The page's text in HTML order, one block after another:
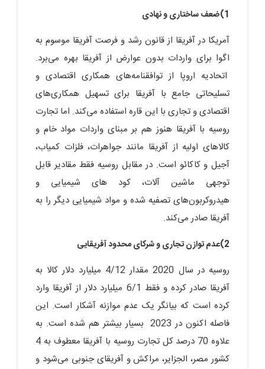
1)ضعف ساختاری و نهادی
آمریکا در آفریقا از قانون رشد و فرصت آفریقا موسوم به
اگوا برای واردات بدون عوارض از آفریقا بهره می‌برد.
اتحادیه اروپا از توافقنامه‌های همکاری اقتصادی و
تسلیحاتی جامع با آفریقا برای تسهیل همکاری‌های
اقتصادی و تجاری با این قاره استفاده می‌کند. اما تجارت
روسیه با آفریقا هنوز هم بر مبنای واردات مواد خام و
کالاهای اولیه از آفریقا مانند جواهرات، فلزات کمیاب،
آجیل و کاکائو است. در مقابل روسیه فقط مقادیر قابل
توجهی ماشین آلات، کود های شیمیایی و
هیدروکربون‌های تصفیه شده و مواد شیمیایی دیگر را به
آفریقا صادر می‌کند.
2)عدم توازن تجاری و شرکای محدود آفریقایی
روسیه در سال 2020 مقدار 4/12 میلیارد دلار کالا به
آفریقا صادر کرده و فقط 6/1 میلیارد دلار از آفریقا وارد
کرده است که بیانگر یک عدم موازنه آشکار است. این
فاصله اکنون در 2023 بسیار بیشتر هم شده است. به
علاوه 70 درصد کل تجارت روسیه با آفریقا معطوف به 4
کشور مصر، الجزایر، مراکش و آفریقای جنوبی می‌شود و